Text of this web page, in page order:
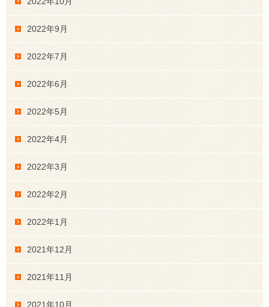
2022年9月
2022年7月
2022年6月
2022年5月
2022年4月
2022年3月
2022年2月
2022年1月
2021年12月
2021年11月
2021年10月